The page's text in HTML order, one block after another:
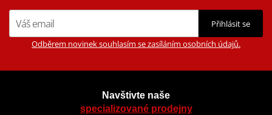
Přihlásit se
Odběrem novinek souhlasím se zasíláním osobních údajů.
Navštivte naše
specializované prodejny